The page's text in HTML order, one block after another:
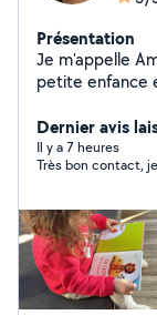
Présentation
Je m'appelle
petite enfance
de 20mois. Je
qu'aide a la
enfants âgés
(ancienne
babysitting, je l'exerce
m'occuper des
occupée d'un
suis véhiculée.
Dernier avis
Il y a 7 heures
Très bon contact,